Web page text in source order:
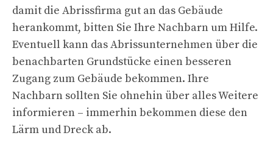
damit die Abrissfirma gut an das Gebäude
herankommt, bitten Sie Ihre Nachbarn um Hilfe.
Eventuell kann das Abrissunternehmen über die
benachbarten Grundstücke einen besseren
Zugang zum Gebäude bekommen. Ihre
Nachbarn sollten Sie ohnehin über alles Weitere
informieren – immerhin bekommen diese den
Lärm und Dreck ab.